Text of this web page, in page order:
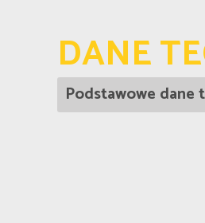
DANE
Podstawowe dane